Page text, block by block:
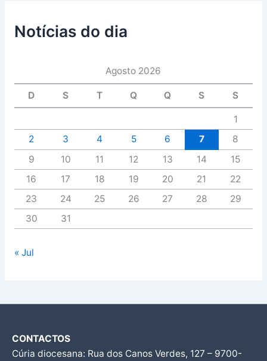
Notícias do dia
Agosto 2026
D S T Q Q S S
1
2
3 4 5 6 7
8
9
10 11 12 13 14
15
16
17 18 19 20 21
22
23
24 25 26 27 28
29
30
31
« Jul
CONTACTOS
Cúria diocesana: Rua dos Canos Verdes, 127 – 9700-